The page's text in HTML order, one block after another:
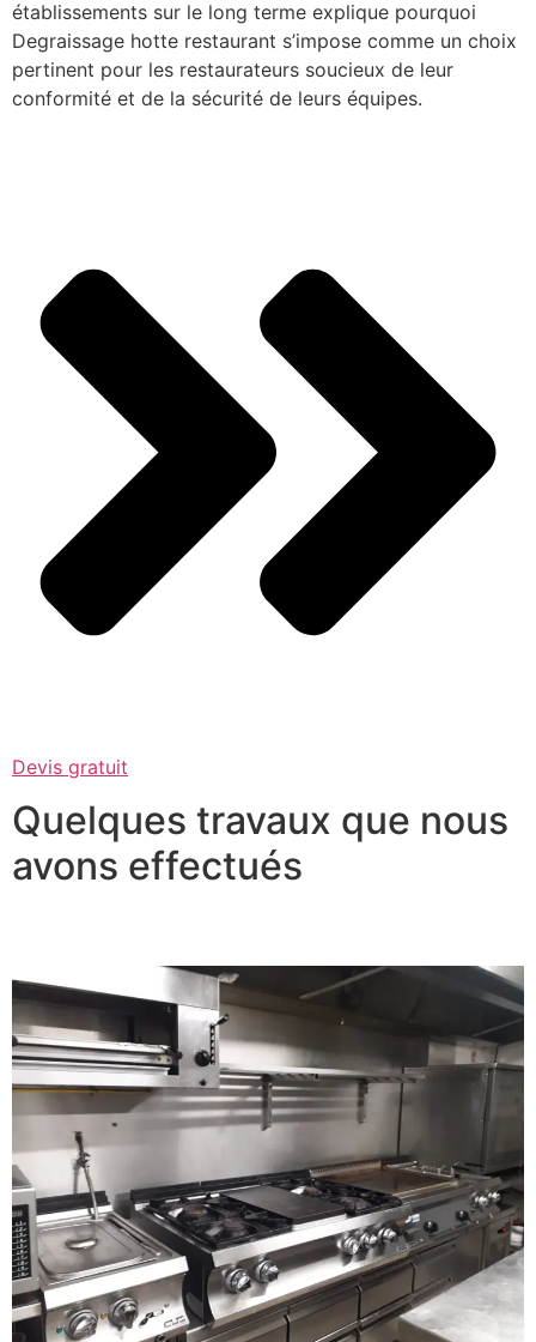
établissements sur le long terme explique pourquoi
Degraissage hotte restaurant s’impose comme un choix
pertinent pour les restaurateurs soucieux de leur
conformité et de la sécurité de leurs équipes.
Devis gratuit
Quelques travaux que nous
avons effectués